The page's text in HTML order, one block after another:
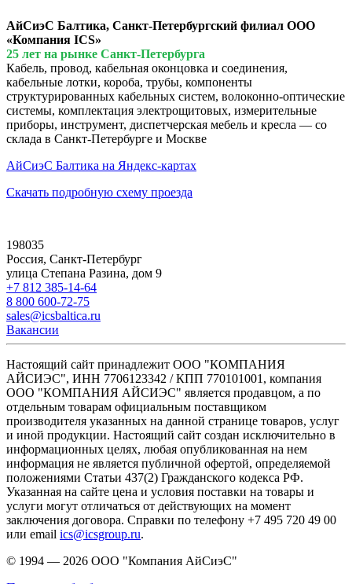
АйСиэС Балтика, Санкт-Петербургский филиал ООО
«Компания ICS»
25 лет на рынке Санкт-Петербурга
Кабель, провод, кабельная оконцовка и соединения,
кабельные лотки, короба, трубы, компоненты
структурированных кабельных систем, волоконно-оптические
системы, комплектация электрощитовых, измерительные
приборы, инструмент, диспетчерская мебель и кресла — со
склада в Санкт-Петербурге и Москве
АйСиэС Балтика на Яндекс-картах
Скачать подробную схему проезда
198035
Россия, Санкт-Петербург
улица Степана Разина, дом 9
+7 812 385-14-64
8 800 600-72-75
sales@icsbaltica.ru
Вакансии
Настоящий сайт принадлежит ООО "КОМПАНИЯ
АЙСИЭС", ИНН 7706123342 / КПП 770101001, компания
ООО "КОМПАНИЯ АЙСИЭС" является продавцом, а по
отдельным товарам официальным поставщиком
производителя указанных на данной странице товаров, услуг
и иной продукции. Настоящий сайт создан исключительно в
информационных целях, любая опубликованная на нем
информация не является публичной офертой, определяемой
положениями Статьи 437(2) Гражданского кодекса РФ.
Указанная на сайте цена и условия поставки на товары и
услуги могут отличаться от действующих на момент
заключения договора. Справки по телефону +7 495 720 49 00
или email ics@icsgroup.ru.
© 1994 — 2026 ООО "Компания АйСиэС"